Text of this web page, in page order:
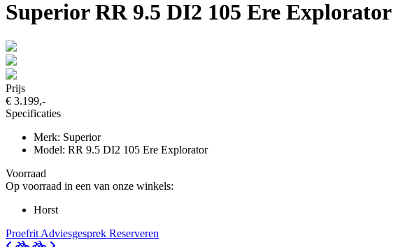
Superior RR 9.5 DI2 105 Ere Explorator
Prijs
€ 3.199,-
Specificaties
Merk: Superior
Model: RR 9.5 DI2 105 Ere Explorator
Voorraad
Op voorraad in een van onze winkels:
Horst
Proefrit Adviesgesprek Reserveren